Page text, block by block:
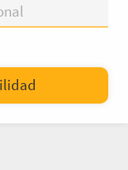
S D
×= Sin disponibilidad